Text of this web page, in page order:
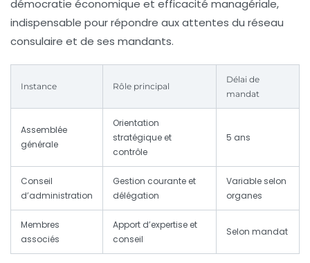
démocratie économique et efficacité managériale,
indispensable pour répondre aux attentes du réseau
consulaire et de ses mandants.
Instance Rôle principal
Délai de
mandat
Assemblée
générale
Orientation
stratégique et
contrôle
5 ans
Conseil
d’administration
Gestion courante et
délégation
Variable selon
organes
Membres
associés
Apport d’expertise et
conseil
Selon mandat